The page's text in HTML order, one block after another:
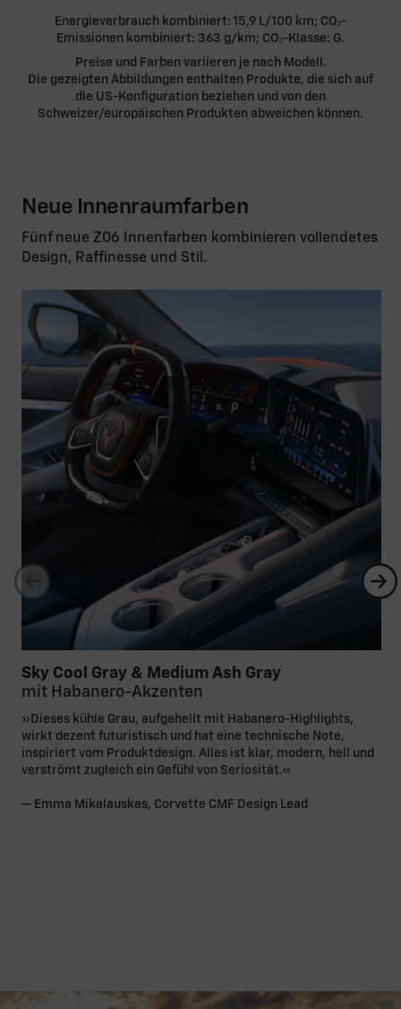
Energieverbrauch kombiniert: 15,9 L/100 km; CO₂-
Emissionen kombiniert: 363 g/km; CO₂-Klasse: G.
Preise und Farben variieren je nach Modell.
Die gezeigten Abbildungen enthalten Produkte, die sich auf
die US-Konfiguration beziehen und von den
Schweizer/europäischen Produkten abweichen können.
Neue Innenraumfarben
Fünf neue Z06 Innenfarben kombinieren vollendetes
Design, Raffinesse und Stil.
Sky Cool Gray & Medium Ash Gray
mit Habanero-Akzenten
»Dieses kühle Grau, aufgehellt mit Habanero-Highlights,
wirkt dezent futuristisch und hat eine technische Note,
inspiriert vom Produktdesign. Alles ist klar, modern, hell und
verströmt zugleich ein Gefühl von Seriosität.«
— Emma Mikalauskas, Corvette CMF Design Lead